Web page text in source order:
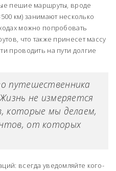
пешие маршруты, вроде
км) занимают несколько
можно попробовать
что также принесет массу
проводить на пути долгие
путешественника
не измеряется
которые мы делаем,
от которых
всегда уведомляйте кого-